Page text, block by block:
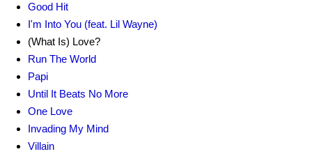
Good Hit
I'm Into You (feat. Lil Wayne)
(What Is) Love?
Run The World
Papi
Until It Beats No More
One Love
Invading My Mind
Villain